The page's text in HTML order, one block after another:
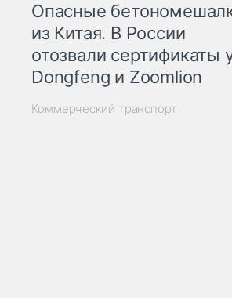
Опасные
из Китая. В России
отозвали сертификаты
Dongfeng и Zoomlion
Коммерческий транспорт